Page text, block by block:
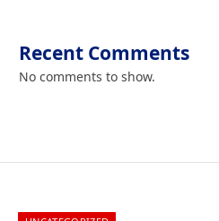
Recent Comments
No comments to show.